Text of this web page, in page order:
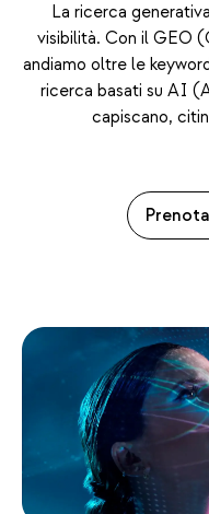
La ricerca
visibilità. Con il GEO
andiamo oltre le
ricerca basati su AI
capiscano,